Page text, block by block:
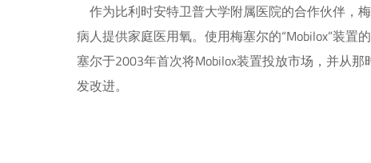
作为比利时安特卫普大学附属医院的合作伙伴，
病人提供家庭医用氧。使用梅塞尔的“Mobilox”装置
塞尔于2003年首次将Mobilox装置投放市场，并从
发改进。